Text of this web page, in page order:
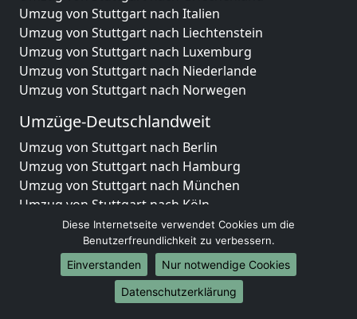
Umzug von Stuttgart nach Italien
Umzug von Stuttgart nach Liechtenstein
Umzug von Stuttgart nach Luxemburg
Umzug von Stuttgart nach Niederlande
Umzug von Stuttgart nach Norwegen
Umzüge-Deutschlandweit
Umzug von Stuttgart nach Berlin
Umzug von Stuttgart nach Hamburg
Umzug von Stuttgart nach München
Umzug von Stuttgart nach Köln
Umzug von Stuttgart nach Frankfurt am Main
Umzug von Stuttgart nach Stuttgart
Umzug von Stuttgart nach Düsseldorf
Umzug von Stuttgart nach Leipzig
Umzug von Stuttgart nach Dortmund
Diese Internetseite verwendet Cookies um die
Benutzerfreundlichkeit zu verbessern.
Einverstanden
Nur notwendige Cookies
Datenschutzerklärung